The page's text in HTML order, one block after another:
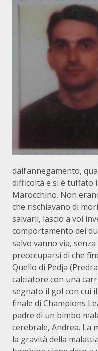
dall’annegamento,
difficoltà e si è tuffato
Marocchino. Non
che rischiavano di
salvarli, lascio a voi
comportamento dei
salvo vanno via,
preoccuparsi di che
Quello di Pedja
calciatore con una
segnato il gol con cui
finale di Champions
padre di un bimbo
cerebrale, Andrea. La
la gravità della